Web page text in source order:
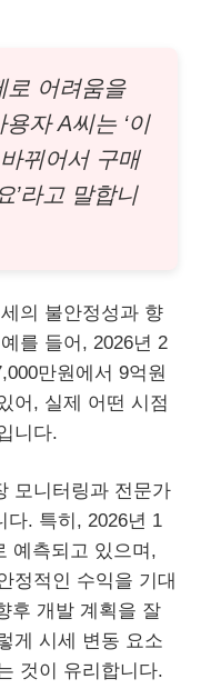
로 어려움을
자 A씨는 ‘이
뀌어서 구매
’라고 말합니
의 불안정성과 향
를 들어, 2026년 2
만원에서 9억원
어, 실제 어떤 시점
니다.
모니터링과 전문가
다. 특히, 2026년 1
예측되고 있으며,
정적인 수익을 기대
후 개발 계획을 잘
게 시세 변동 요소
것이 유리합니다.